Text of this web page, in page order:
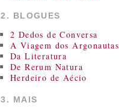
2. BLOGUES
2 Dedos de Conversa
A Viagem dos Argonautas
Da Literatura
De Rerum Natura
Herdeiro de Aécio
3. MAIS